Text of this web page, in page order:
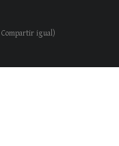
Compartir igual)